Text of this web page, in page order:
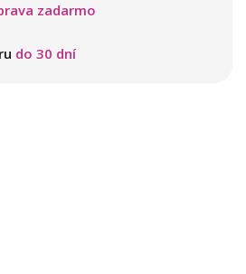
zadarmo
do 30 dní